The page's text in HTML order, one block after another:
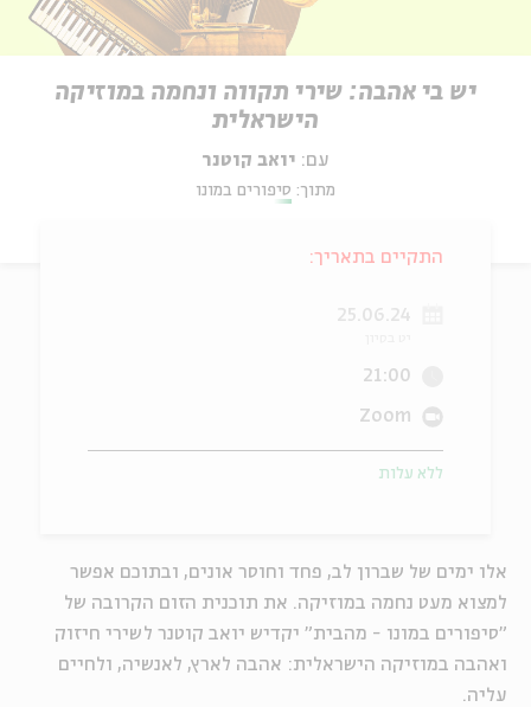
יש בי אהבה: שירי תקווה ונחמה במוזיקה
הישראלית
עם: יואב קוטנר
מתוך: סיפורים במונו
אלו ימים של שברון לב, פחד וחוסר אונים, ובתוכם אפשר
למצוא מעט נחמה במוזיקה. את תוכנית הזום הקרובה של
"סיפורים במונו - מהבית" יקדיש יואב קוטנר לשירי חיזוק
ואהבה במוזיקה הישראלית: אהבה לארץ, לאנשיה, ולחיים
עליה.
התקיים בתאריך:
25.06.24
21:00
Zoom
ללא עלות